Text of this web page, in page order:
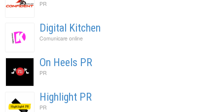
PR
Digital Kitchen
Comunicare online
On Heels PR
PR
Highlight PR
PR